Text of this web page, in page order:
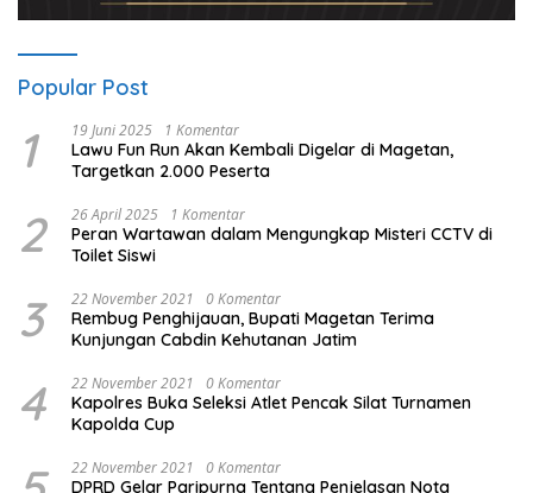
Popular Post
1 19 Juni 2025 1 Komentar
Lawu Fun Run Akan Kembali Digelar di Magetan,
Targetkan 2.000 Peserta
2 26 April 2025 1 Komentar
Peran Wartawan dalam Mengungkap Misteri CCTV di
Toilet Siswi
3 22 November 2021 0 Komentar
Rembug Penghijauan, Bupati Magetan Terima
Kunjungan Cabdin Kehutanan Jatim
4 22 November 2021 0 Komentar
Kapolres Buka Seleksi Atlet Pencak Silat Turnamen
Kapolda Cup
22 November 2021 0 Komentar
DPRD Gelar Paripurna Tentang Penjelasan Nota